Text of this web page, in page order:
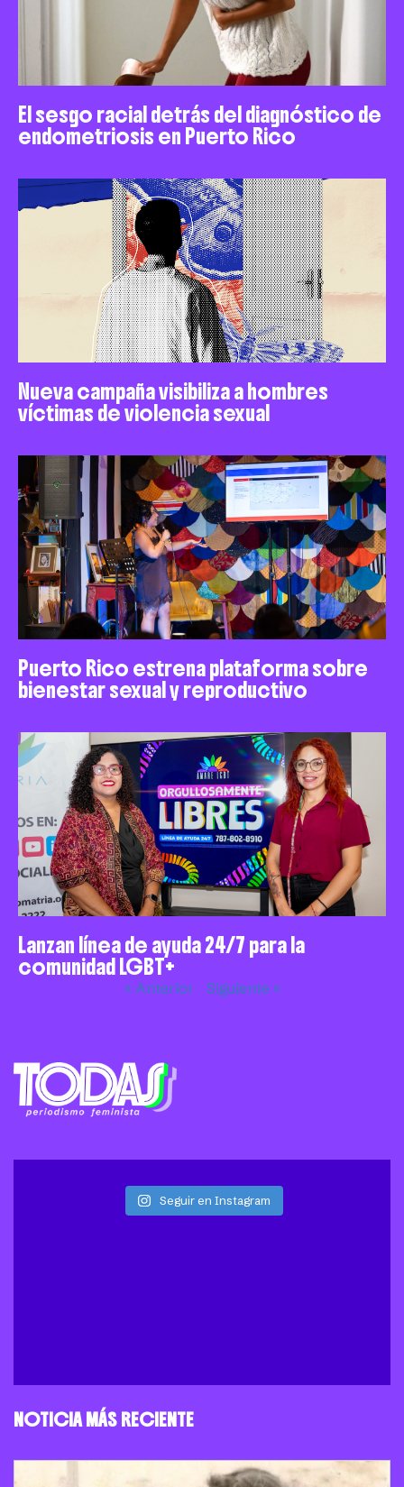
El sesgo racial detrás del diagnóstico de
endometriosis en Puerto Rico
Nueva campaña visibiliza a hombres
víctimas de violencia sexual
Puerto Rico estrena plataforma sobre
bienestar sexual y reproductivo
Lanzan línea de ayuda 24/7 para la
comunidad LGBT+
« Anterior Siguiente »
Seguir en Instagram
NOTICIA MÁS RECIENTE